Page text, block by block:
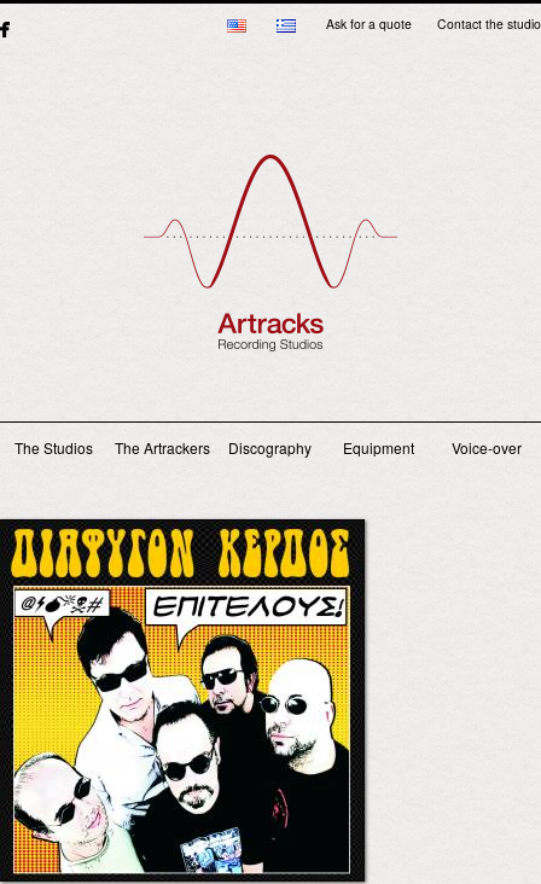
Ask for a quote Contact the studio
Main menu
The Studios The Artrackers Discography Equipment Voice-over